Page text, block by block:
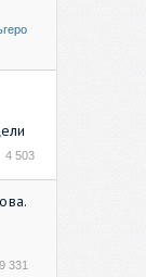
4 503
9 331